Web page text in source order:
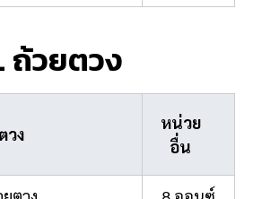
ถ้วยตวง
วง
หน่วย
อื่น